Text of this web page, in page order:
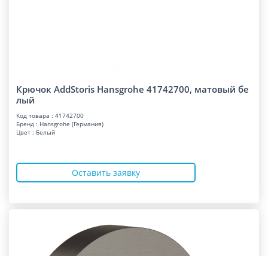
Крючок AddStoris Hansgrohe 41742700, матовый бе
лый
Код товара : 41742700
Бренд : Hansgrohe (Германия)
Цвет : Белый
Оставить заявку